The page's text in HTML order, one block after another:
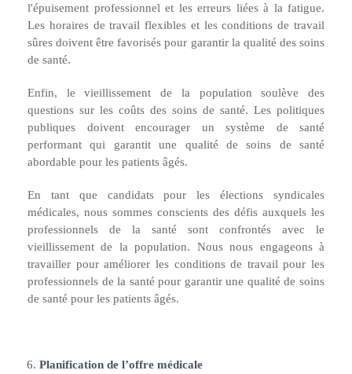
l'épuisement professionnel et les erreurs liées à la fatigue.
Les horaires de travail flexibles et les conditions de travail
sûres doivent être favorisés pour garantir la qualité des soins
de santé.
Enfin, le vieillissement de la population soulève des
questions sur les coûts des soins de santé. Les politiques
publiques doivent encourager un système de santé
performant qui garantit une qualité de soins de santé
abordable pour les patients âgés.
En tant que candidats pour les élections syndicales
médicales, nous sommes conscients des défis auxquels les
professionnels de la santé sont confrontés avec le
vieillissement de la population. Nous nous engageons à
travailler pour améliorer les conditions de travail pour les
professionnels de la santé pour garantir une qualité de soins
de santé pour les patients âgés.
Planification de l’offre médicale